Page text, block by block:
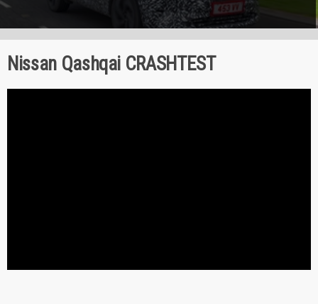
Nissan Qashqai CRASHTEST